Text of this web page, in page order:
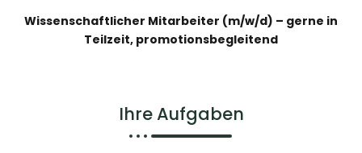
Wissenschaftlicher Mitarbeiter (m/w/d) – gerne in
Teilzeit, promotionsbegleitend
Ihre Aufgaben